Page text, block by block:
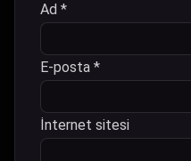
Ad *
E-posta *
İnternet sitesi